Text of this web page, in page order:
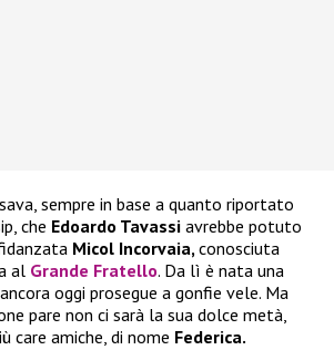
sempre in base a quanto riportato
che Edoardo Tavassi avrebbe potuto
Micol Incorvaia,conosciuta
al Grande Fratello. Da lì è nata una
oggi prosegue a gonfie vele. Ma
pare non ci sarà la sua dolce metà,
care amiche, di nome Federica.